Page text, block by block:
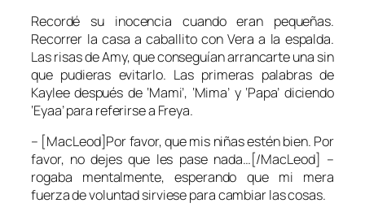
Recordé su inocencia cuando eran pequeñas.
Recorrer la casa a caballito con Vera a la espalda.
Las risas de Amy, que conseguían arrancarte una sin
que pudieras evitarlo. Las primeras palabras de
Kaylee después de ‘Mami’, ‘Mima’ y ‘Papa’ diciendo
‘Eyaa’ para referirse a Freya.
– [MacLeod]Por favor, que mis niñas estén bien. Por
favor, no dejes que les pase nada…[/MacLeod] –
rogaba mentalmente, esperando que mi mera
fuerza de voluntad sirviese para cambiar las cosas.